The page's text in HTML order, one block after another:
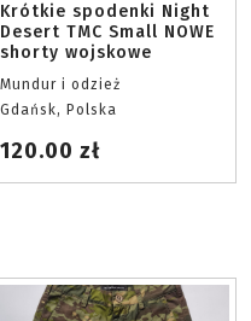
Krótkie spodenki Night
Desert TMC Small NOWE
shorty wojskowe
Mundur i odzież
Gdańsk, Polska
120.00 zł